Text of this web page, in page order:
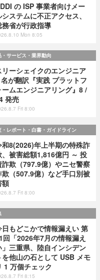
の ISP 事業者向けメー
システムに不正アクセス、
務省が行政指導
Mon 8:05
・サービス・業界動向
リーシェイクのエンジニア
が翻訳『実践 プラットフ
ームエンジニアリング』8 /
発売
Fri 8:00
・レポート・白書・ガイドライン
和8(2026)年上半期の特殊詐
、被害総額1,816億円 ～ 投
詐欺（797.9億）やニセ警察
欺（507.9億）など手口別被
額
Fri 8:00
日もどこかで情報漏えい 第
回「2026年7月の情報漏え
」三重県、陸自インシデン
を他山の石として USB メモ
1 万個チェック
Fri 8:15